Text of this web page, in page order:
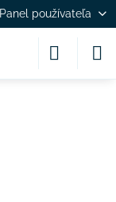
Panel používateľa